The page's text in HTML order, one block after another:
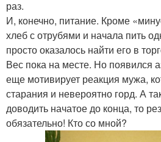
раз.
И, конечно, питание. Кроме
хлеб с отрубями и начала пить
просто оказалось найти его в
Вес пока на месте. Но появился
еще мотивирует реакция мужа,
старания и невероятно горд. А
доводить начатое до конца, то
обязательно! Кто со мной?